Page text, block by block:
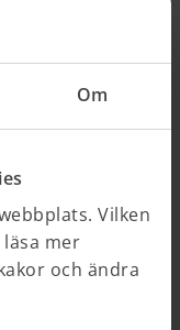
Om
Vilken
mer
och ändra
med vår
var
affärsidkare
att den
täta
fina och